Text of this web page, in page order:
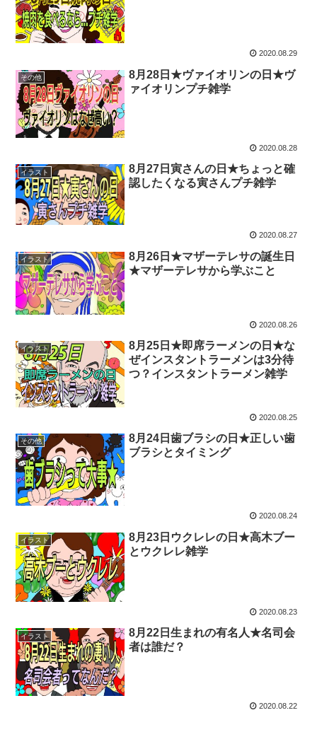
2020.08.29
その他
8月28日★ヴァイオリンの日★ヴ
ァイオリンプチ雑学
2020.08.28
イラスト
8月27日寅さんの日★ちょっと確
認したくなる寅さんプチ雑学
2020.08.27
イラスト
8月26日★マザーテレサの誕生日
★マザーテレサから学ぶこと
2020.08.26
イラスト
8月25日★即席ラーメンの日★な
ぜインスタントラーメンは3分待
つ？インスタントラーメン雑学
2020.08.25
その他
8月24日歯ブラシの日★正しい歯
ブラシとタイミング
2020.08.24
イラスト
8月23日ウクレレの日★高木ブー
とウクレレ雑学
2020.08.23
イラスト
8月22日生まれの有名人★名司会
者は誰だ？
2020.08.22